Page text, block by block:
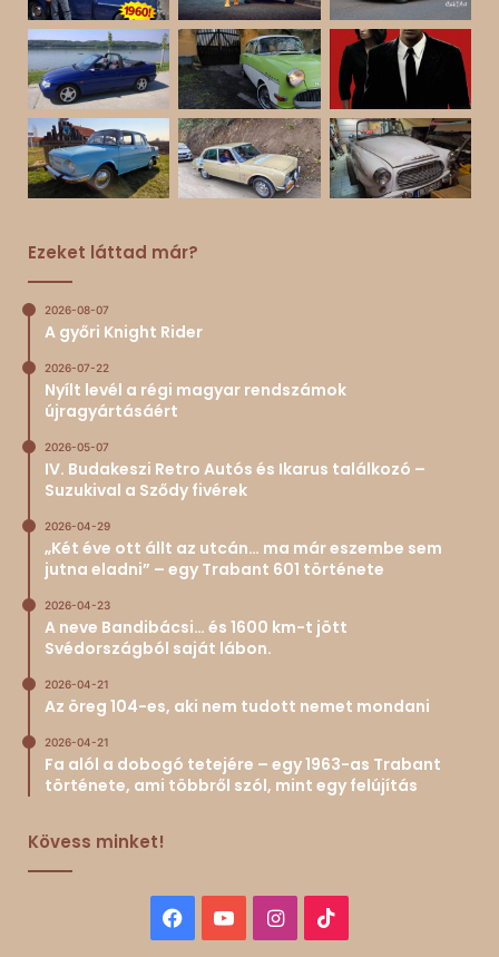
Ezeket láttad már?
2026-08-07
A győri Knight Rider
2026-07-22
Nyílt levél a régi magyar rendszámok
újragyártásáért
2026-05-07
IV. Budakeszi Retro Autós és Ikarus találkozó –
Suzukival a Sződy fivérek
2026-04-29
„Két éve ott állt az utcán… ma már eszembe sem
jutna eladni” – egy Trabant 601 története
2026-04-23
A neve Bandibácsi… és 1600 km-t jött
Svédországból saját lábon.
2026-04-21
Az öreg 104-es, aki nem tudott nemet mondani
2026-04-21
Fa alól a dobogó tetejére – egy 1963-as Trabant
története, ami többről szól, mint egy felújítás
Kövess minket!
Facebook
YouTubeInstagram